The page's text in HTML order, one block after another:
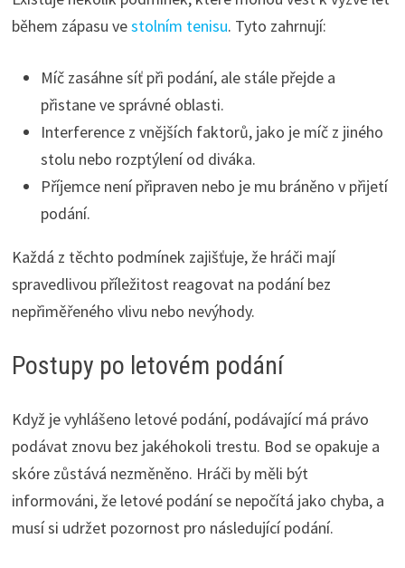
během zápasu vestolním tenisu. Tyto zahrnují:
Míč zasáhne síť při podání, ale stále přejde a
přistane ve správné oblasti.
Interference z vnějších faktorů, jako je míč z jiného
stolu nebo rozptýlení od diváka.
Příjemce není připraven nebo je mu bráněno v přijetí
podání.
Každá z těchto podmínek zajišťuje, že hráči mají
spravedlivou příležitost reagovat na podání bez
nepřiměřeného vlivu nebo nevýhody.
Postupy po letovém podání
Když je vyhlášeno letové podání, podávající má právo
podávat znovu bez jakéhokoli trestu. Bod se opakuje a
skóre zůstává nezměněno. Hráči by měli být
informováni, že letové podání se nepočítá jako chyba, a
musí si udržet pozornost pro následující podání.